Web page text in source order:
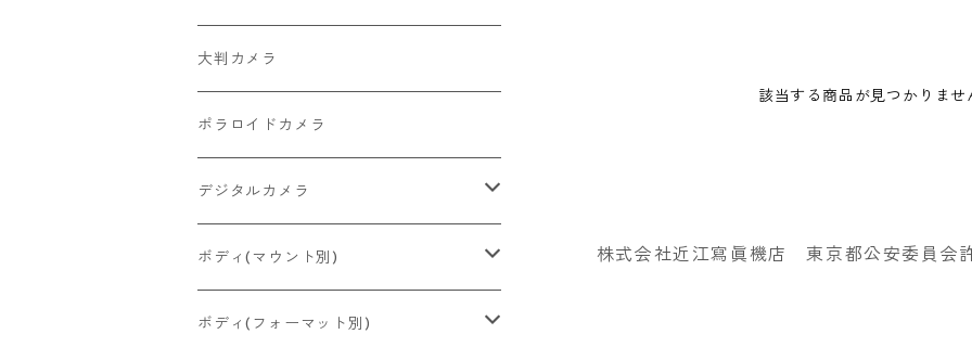
該当する商品が見つかりませ
株式会社近江寫眞機店 東京都公安委員会
2026/06/28
2026/06/27
2026/06/24
2026/06/23
2026/06/21
OLYMPUS
MINOLTA
CONTAX
Konica
Ricoh
PENTAX
FUJIFILM
RICOH
Minolta
Konica
Nikon
Canon
Zeiss Ikon
舶来その他
国産その他
Mamiya
PENTAX
FUJIFILM
Bronica
CONTAX
大判カメラ
ポラロイドカメラ
デジタルカメラ
一眼レフ
ミラーレス一眼
ボディ(マウント別)
Fマウント
ボディ(フォーマット別)